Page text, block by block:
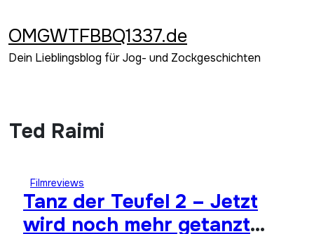
springen
OMGWTFBBQ1337.de
Dein Lieblingsblog für Jog- und Zockgeschichten
Ted Raimi
Filmreviews
Tanz der Teufel 2 – Jetzt
wird noch mehr getanzt